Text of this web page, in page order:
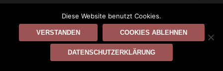
uns - fiffig.de © 2023
Diese Website benutzt Cookies.
VERSTANDEN COOKIES ABLEHNEN
DATENSCHUTZERKLÄRUNG